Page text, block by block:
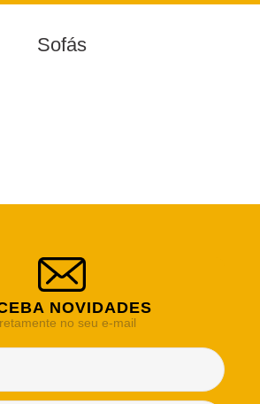
Sofás
NOVIDADES
no seu e-mail